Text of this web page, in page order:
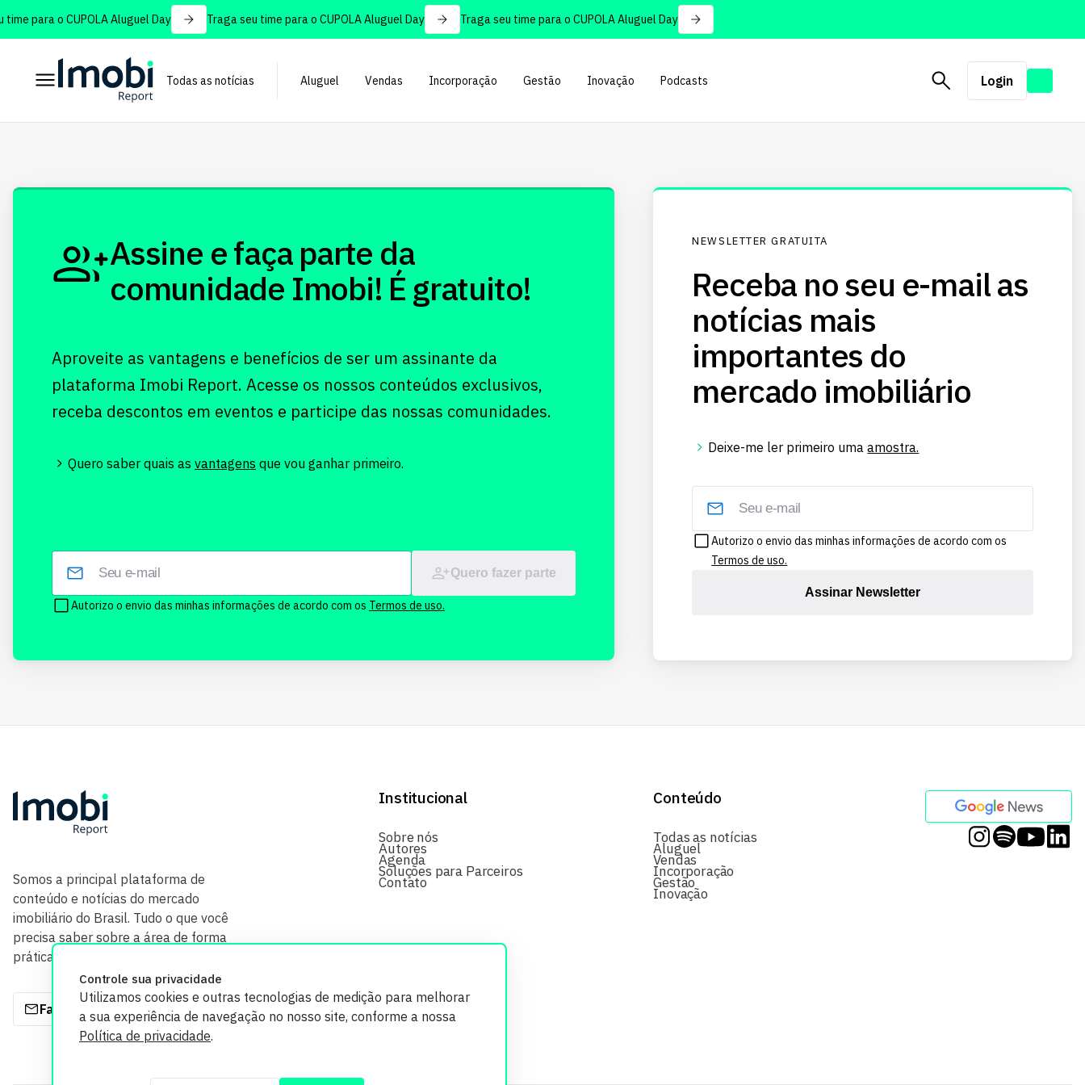
para o CUPOLA Aluguel Day Traga seu time para o CUPOLA Aluguel Day Traga seu time para o CUPOLA Aluguel Day
Todas as notícias Aluguel Vendas Incorporação Gestão Inovação Podcasts Login
Controle sua privacidade
Utilizamos cookies e outras tecnologias de medição para melhorar
a sua experiência de navegação no nosso site, conforme a nossa
Política de privacidade.
Assine e faça parte da
comunidade Imobi! É gratuito!
Aproveite as vantagens e benefícios de ser um assinante da
plataforma Imobi Report. Acesse os nossos conteúdos exclusivos,
receba descontos em eventos e participe das nossas comunidades.
Quero saber quais as vantagens que vou ganhar primeiro.
Quero fazer parte
Autorizo o envio das minhas informações de acordo com os Termos de uso.
NEWSLETTER GRATUITA
Receba no seu e-mail as
notícias mais
importantes do
mercado imobiliário
Deixe-me ler primeiro umaamostra.
Autorizo o envio das minhas informações de acordo com os
Termos de uso.
Assinar Newsletter
Somos a principal plataforma de
conteúdo e notícias do mercado
imobiliário do Brasil. Tudo o que você
precisa saber sobre a área de forma
prática e com credibilidade.
Fale com a gente
Institucional
Sobre nós
Autores
Agenda
Soluções para Parceiros
Contato
Conteúdo
Todas as notícias
Aluguel
Vendas
Incorporação
Gestão
Inovação